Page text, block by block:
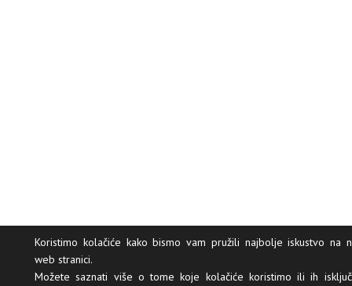
Koristimo kolačiće kako bismo vam pružili najbolje iskustvo na
web stranici.
Možete saznati više o tome koje kolačiće koristimo ili ih